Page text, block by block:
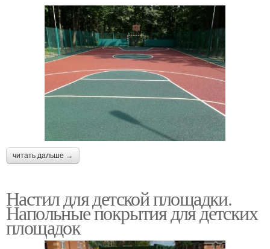
читать дальше →
Настил для детской площадки.
Напольные покрытия для детских
площадок